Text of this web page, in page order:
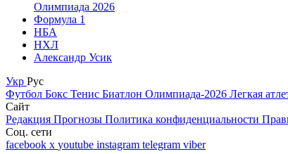
Олимпиада 2026
Формула 1
НБА
НХЛ
Александр Усик
Укр Рус
Футбол Бокс Тенис Биатлон Олимпиада-2026 Легкая
Сайт
Редакция Прогнозы Политика конфиденциальности
Соц. сети
facebook x youtube instagram telegram viber